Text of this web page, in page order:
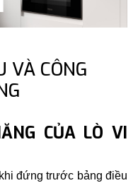
VÀ CÔNG
CỦA LÒ VI
đứng trước bảng điều